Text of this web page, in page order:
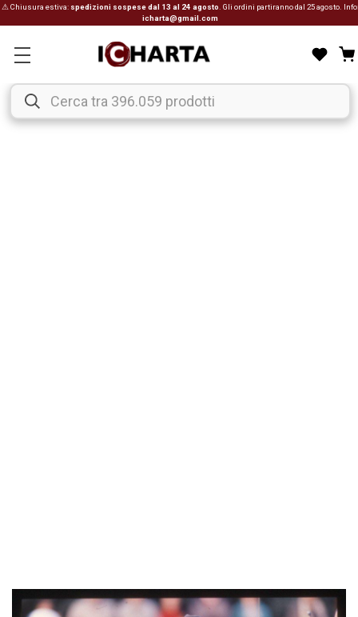
⚠ Chiusura estiva: spedizioni sospese dal 13 al 24 agosto . Gli ordini partiranno dal 25 agosto. Info:
icharta@gmail.com